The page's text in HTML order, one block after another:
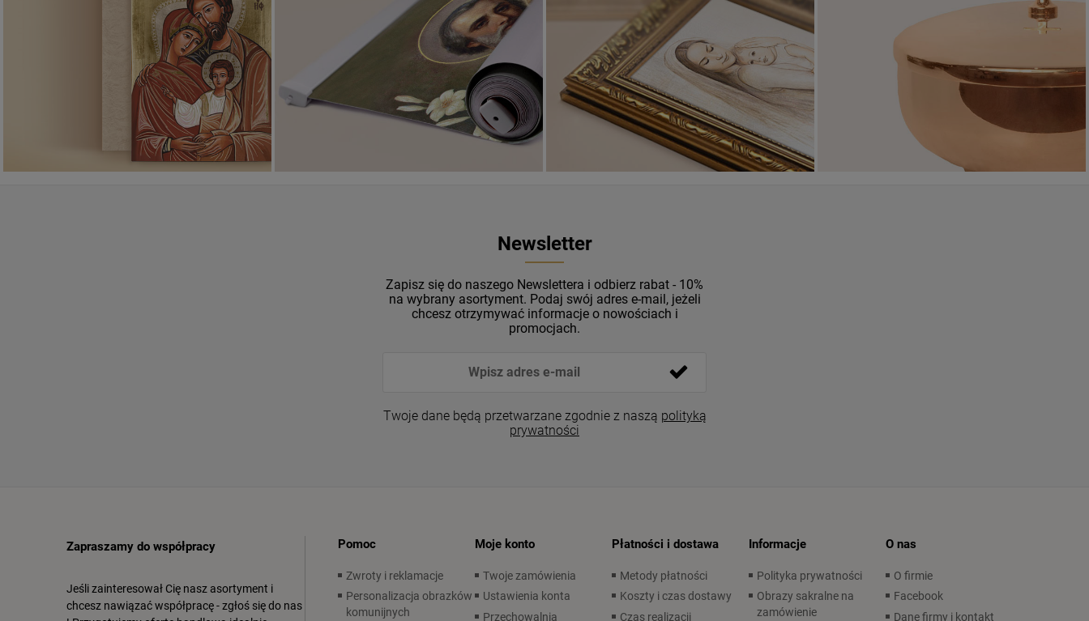
Ikony religijne
PONAD 400
WZORÓW
Banery religijne Obrazy religijne
PIĘKNE
WZORY
Sakramenty Święte
Newsletter
Zapisz się do naszego Newslettera i odbierz rabat - 10%
na wybrany asortyment. Podaj swój adres e-mail, jeżeli
chcesz otrzymywać informacje o nowościach i
promocjach.
Twoje dane będą przetwarzane zgodnie z naszą polityką
prywatności
Zapraszamy do współpracy
Jeśli zainteresował Cię nasz asortyment i
chcesz nawiązać współpracę - zgłoś się do nas
Pomoc
Zwroty i reklamacje
Personalizacja obrazków
komunijnych
Moje konto
Twoje zamówienia
Ustawienia konta
Przechowalnia
Płatności i dostawa
Metody płatności
Koszty i czas dostawy
Czas realizacji
Informacje
Polityka prywatności
Obrazy sakralne na
zamówienie
O nas
O firmie
Facebook
Dane firmy i kontakt